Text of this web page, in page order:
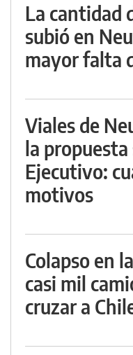
La cantidad
subió en
mayor falta
Viales de
la
Ejecutivo:
motivos
Colapso en
casi mil
cruzar a